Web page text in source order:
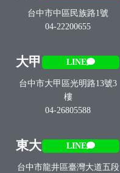
台中市中區民族路1號
04-22200655
大甲 LINE
台中市大甲區光明路13號3
樓
04-26805588
東大 LINE
台中市龍井區臺灣大道五段